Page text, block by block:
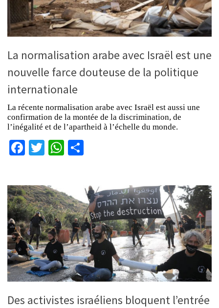
La normalisation arabe avec Israël est une
nouvelle farce douteuse de la politique
internationale
La récente normalisation arabe avec Israël est aussi une
confirmation de la montée de la discrimination, de
l’inégalité et de l’apartheid à l’échelle du monde.
Facebook
TwitterWhatsApp
Des activistes israéliens bloquent l’entrée